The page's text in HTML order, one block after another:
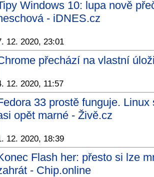
Windows 10: lupa nově
- iDNES.cz
12. 2020, 23:01
přechází na vlastní
12. 2020, 11:57
33 prostě funguje.
opět marné - Živě.cz
12. 2020, 18:39
Flash her: přesto si lze
- Chip.online